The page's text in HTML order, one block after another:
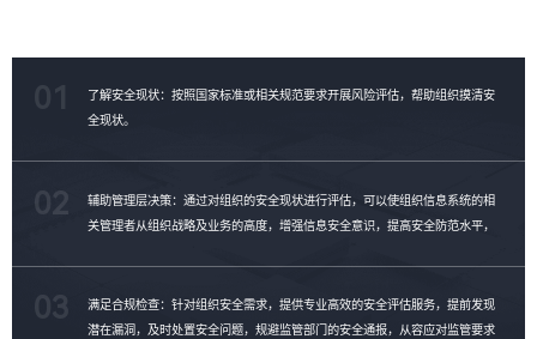
了解安全现状：按照国家标准或相关规范要求开展风险评估，帮助组织摸清安
全现状。
辅助管理层决策：通过对组织的安全现状进行评估，可以使组织信息系统的相
关管理者从组织战略及业务的高度，增强信息安全意识，提高安全防范水平，
02
满足合规检查：针对组织安全需求，提供专业高效的安全评估服务，提前发现
潜在漏洞，及时处置安全问题，规避监管部门的安全通报，从容应对监管要求
03